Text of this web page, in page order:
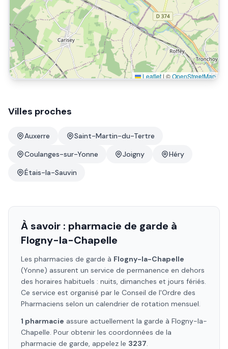
Leaflet | ©OpenStreetMap
Villes proches
Auxerre
Saint-Martin-du-Tertre
Coulanges-sur-Yonne
Joigny
Héry
Étais-la-Sauvin
À savoir : pharmacie de garde à
Flogny-la-Chapelle
Les pharmacies de garde à Flogny-la-Chapelle
(Yonne) assurent un service de permanence en dehors
des horaires habituels : nuits, dimanches et jours fériés.
Ce service est organisé par le Conseil de l'Ordre des
Pharmaciens selon un calendrier de rotation mensuel.
1 pharmacie assure actuellement la garde à Flogny-la-
Chapelle. Pour obtenir les coordonnées de la
pharmacie de garde, appelez le 3237.